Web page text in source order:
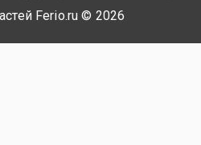
Ferio.ru © 2026